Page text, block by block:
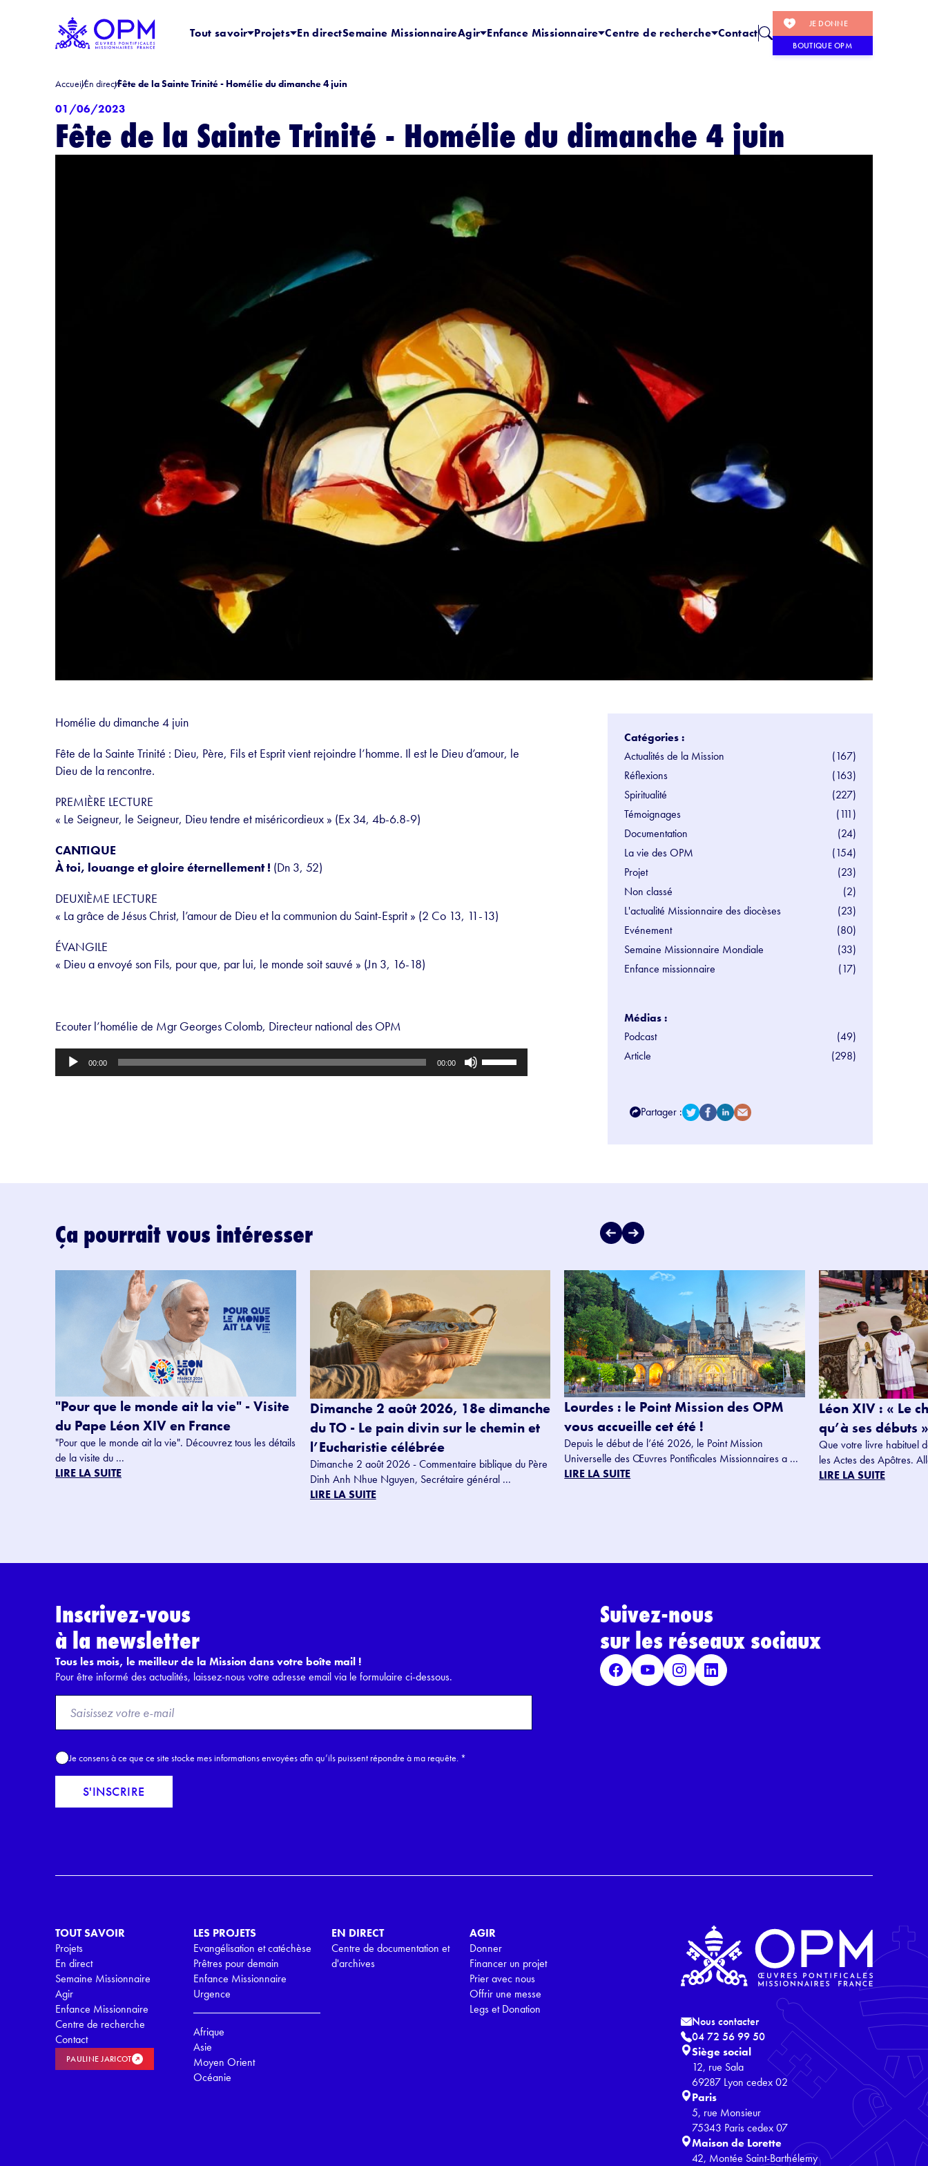
Tout savoir Projets En directSemaine MissionnaireAgir Enfance Missionnaire Centre de recherche Contact
JE DONNE
BOUTIQUE OPM
AccueilEn directFête de la Sainte Trinité - Homélie du dimanche 4 juin
01/06/2023
Fête de la Sainte Trinité - Homélie du dimanche 4 juin
Homélie du dimanche 4 juin
Fête de la Sainte Trinité : Dieu, Père, Fils et Esprit vient rejoindre l’homme. Il est le Dieu d’amour, le
Dieu de la rencontre.
PREMIÈRE LECTURE
« Le Seigneur, le Seigneur, Dieu tendre et miséricordieux » (Ex 34, 4b-6.8-9)
CANTIQUE
À toi, louange et gloire éternellement ! (Dn 3, 52)
DEUXIÈME LECTURE
« La grâce de Jésus Christ, l’amour de Dieu et la communion du Saint-Esprit » (2 Co 13, 11-13)
ÉVANGILE
« Dieu a envoyé son Fils, pour que, par lui, le monde soit sauvé » (Jn 3, 16-18)
Ecouter l’homélie de Mgr Georges Colomb, Directeur national des OPM
Lecteur
audio
00:00 00:00
Utilisez
les
Catégories :
Actualités de la Mission
(167)
Réflexions
(163)
Spiritualité
(227)
Témoignages
(111)
Documentation
(24)
La vie des OPM
(154)
Projet
(23)
Non classé
(2)
L'actualité Missionnaire des diocèses
(23)
Evénement
(80)
Semaine Missionnaire Mondiale
(33)
Enfance missionnaire
(17)
Médias :
Podcast
(49)
Article
(298)
Partager :
Ça pourrait vous intéresser
"Pour que le monde ait la vie" - Visite
du Pape Léon XIV en France
"Pour que le monde ait la vie". Découvrez tous les détails
de la visite du ...
LIRE LA SUITE
Dimanche 2 août 2026, 18e dimanche
du TO - Le pain divin sur le chemin et
l’Eucharistie célébrée
Dimanche 2 août 2026 - Commentaire biblique du Père
Dinh Anh Nhue Nguyen, Secrétaire général ...
LIRE LA SUITE
Lourdes : le Point Mission des OPM
vous accueille cet été !
Depuis le début de l’été 2026, le Point Mission
Universelle des Œuvres Pontificales Missionnaires a ...
LIRE LA SUITE
Léon XIV : « Le
qu’à ses débuts
Que votre livre habituel
les Actes des Apôtres.
LIRE LA SUITE
Inscrivez-vous
à la newsletter
Tous les mois, le meilleur de la Mission dans votre boîte mail !
Pour être informé des actualités, laissez-nous votre adresse email via le formulaire ci-dessous.
o
E
m
i
A
c
P
Je consens à ce que ce site stocke mes informations envoyées afin qu’ils puissent répondre à ma requête. *
S'INSCRIRE
Suivez-nous
sur les réseaux sociaux
TOUT SAVOIR
Projets
En direct
Semaine Missionnaire
Agir
Enfance Missionnaire
Centre de recherche
Contact
PAULINE JARICOT
LES PROJETS
Evangélisation et catéchèse
Prêtres pour demain
Enfance Missionnaire
Urgence
Afrique
Asie
Moyen Orient
Océanie
EN DIRECT
Centre de documentation et
d'archives
AGIR
Donner
Financer un projet
Prier avec nous
Offrir une messe
Legs et Donation
Nous contacter
04 72 56 99 50
Siège social
12, rue Sala
69287 Lyon cedex 02
Paris
5, rue Monsieur
75343 Paris cedex 07
Maison de Lorette
42, Montée Saint-Barthélemy